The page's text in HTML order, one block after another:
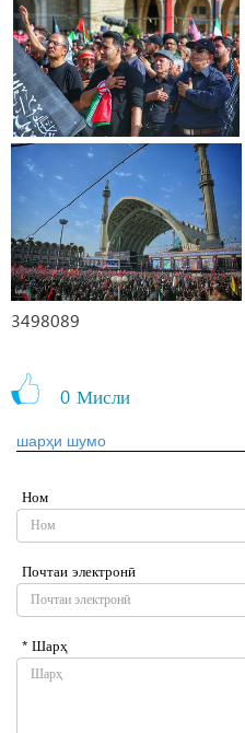
3498089
0 Мисли
шарҳи шумо
Ном
Почтаи электронӣ
* Шарҳ